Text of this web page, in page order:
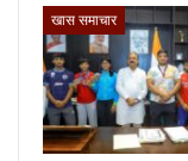
खास समाचार